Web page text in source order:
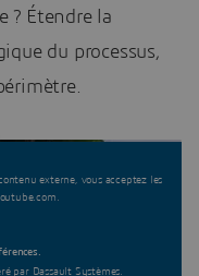
? Étendre la
du processus,
externe, vous acceptez les
par Dassault Systèmes.